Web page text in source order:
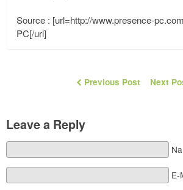
Source : [url=http://www.presence-
PC[/url]
Previous Post Next
Leave a Reply
E-